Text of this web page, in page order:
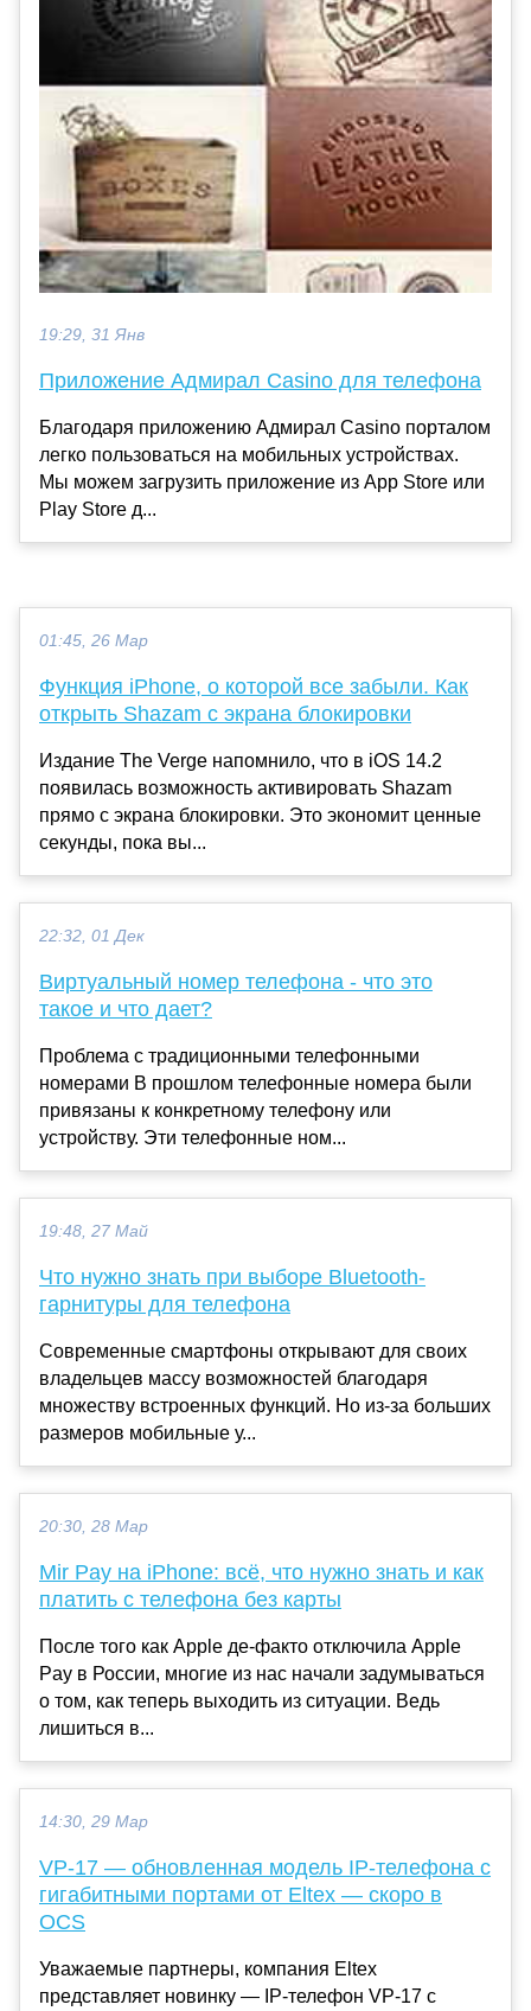
19:29, 31 Янв
Приложение Адмирал Casino для телефона
Благодаря приложению Адмирал Casino порталом
легко пользоваться на мобильных устройствах.
Мы можем загрузить приложение из App Store или
Play Store д...
01:45, 26 Мар
Функция iPhone, о которой все забыли. Как
открыть Shazam с экрана блокировки
Издание The Verge напомнило, что в iOS 14.2
появилась возможность активировать Shazam
прямо с экрана блокировки. Это экономит ценные
секунды, пока вы...
22:32, 01 Дек
Виртуальный номер телефона - что это
такое и что дает?
Проблема с традиционными телефонными
номерами В прошлом телефонные номера были
привязаны к конкретному телефону или
устройству. Эти телефонные ном...
19:48, 27 Май
Что нужно знать при выборе Bluetooth-
гарнитуры для телефона
Современные смартфоны открывают для своих
владельцев массу возможностей благодаря
множеству встроенных функций. Но из-за больших
размеров мобильные у...
20:30, 28 Мар
Mir Pay на iPhone: всё, что нужно знать и как
платить с телефона без карты
После того как Apple де-факто отключила Apple
Pay в России, многие из нас начали задумываться
о том, как теперь выходить из ситуации. Ведь
лишиться в...
14:30, 29 Мар
VP-17 — обновленная модель IP-телефона с
гигабитными портами от Eltex — скоро в
OCS
Уважаемые партнеры, компания Eltex
представляет новинку — IP-телефон VP-17 с